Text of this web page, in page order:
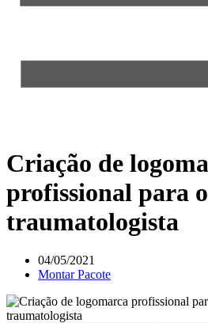
Criação de
profissional para
traumatologista
04/05/2021
Montar Pacote